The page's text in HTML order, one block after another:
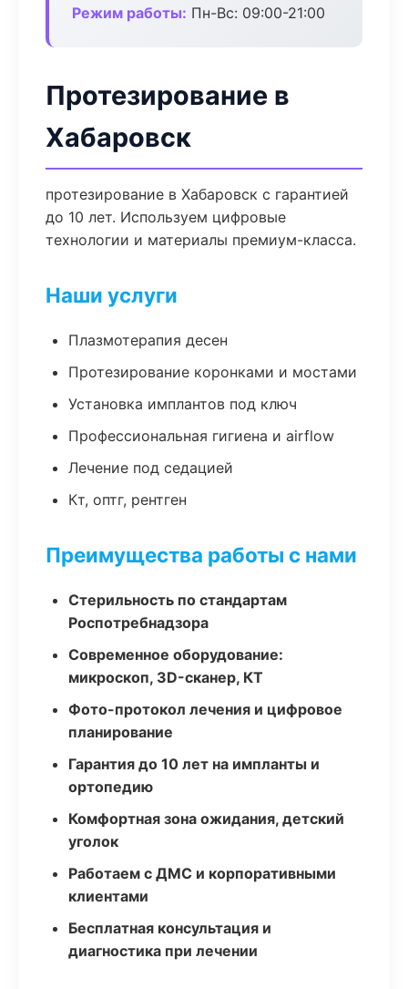
Режим работы: Пн-Вс: 09:00-21:00
Протезирование в
Хабаровск
протезирование в Хабаровск с гарантией
до 10 лет. Используем цифровые
технологии и материалы премиум-класса.
Наши услуги
Плазмотерапия десен
Протезирование коронками и мостами
Установка имплантов под ключ
Профессиональная гигиена и airflow
Лечение под седацией
Кт, оптг, рентген
Преимущества работы с нами
Стерильность по стандартам
Роспотребнадзора
Современное оборудование:
микроскоп, 3D-сканер, КТ
Фото-протокол лечения и цифровое
планирование
Гарантия до 10 лет на импланты и
ортопедию
Комфортная зона ожидания, детский
уголок
Работаем с ДМС и корпоративными
клиентами
Бесплатная консультация и
диагностика при лечении